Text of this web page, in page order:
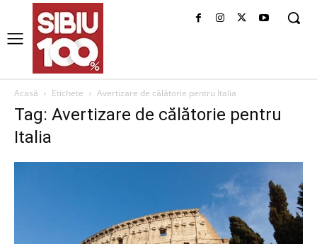
Acasă Etichete Avertizare de călătorie pentru Italia
Tag: Avertizare de călătorie pentru
Italia